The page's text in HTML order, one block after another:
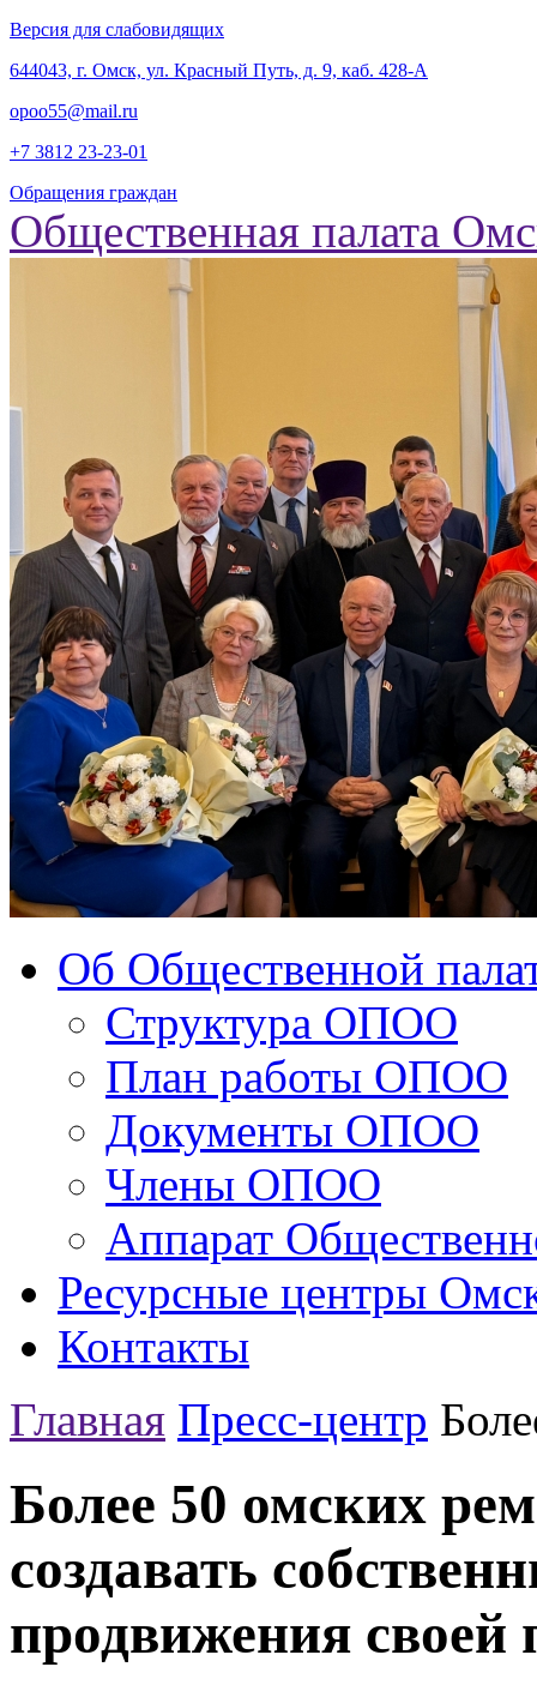
Версия для слабовидящих
‎644043, г. Омск, ул. Красный Путь, д. 9, каб. 428-А
opoo55@mail.ru
+7 3812 23-23-01
Обращения граждан
Общественная палата
Об Общественной
Структура ОПОО
План работы ОПОО
Документы ОПОО
Члены ОПОО
Аппарат
Ресурсные центры
Контакты
Главная Пресс-центр
Более 50 омских
создавать
продвижения своей